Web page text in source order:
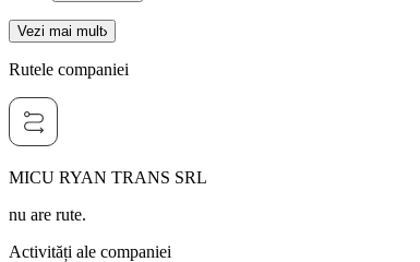
Vezi mai mult
Rutele companiei
MICU RYAN TRANS SRL
nu are rute.
Activități ale companiei